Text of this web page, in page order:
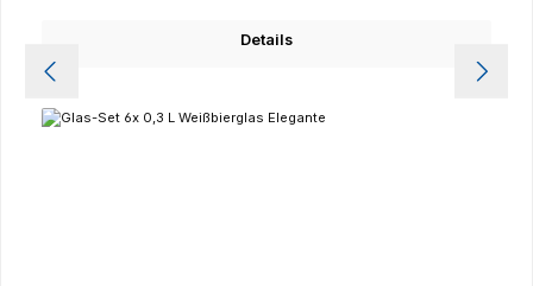
Details